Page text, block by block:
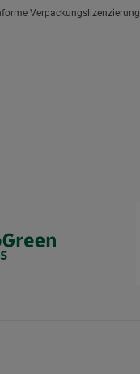
Verpackungslizenzierung